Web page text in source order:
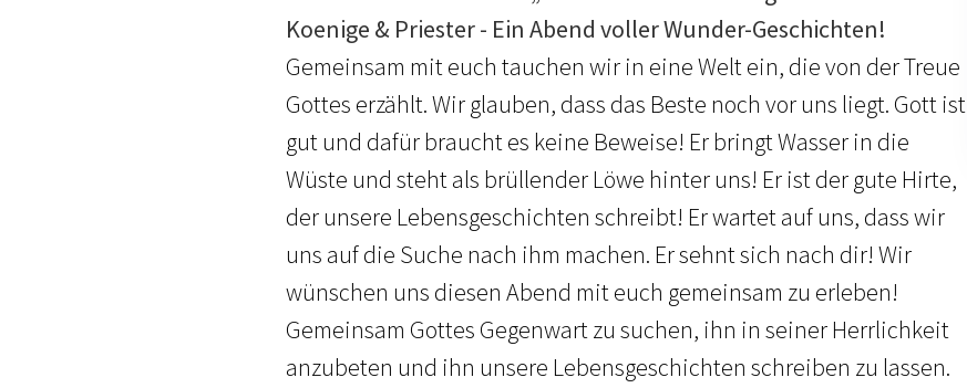
Koenige & Priester - Ein Abend voller Wunder-Geschichten!
Gemeinsam mit euch tauchen wir in eine Welt ein, die von der Treue
Gottes erzählt. Wir glauben, dass das Beste noch vor uns liegt. Gott ist
gut und dafür braucht es keine Beweise! Er bringt Wasser in die
Wüste und steht als brüllender Löwe hinter uns! Er ist der gute Hirte,
der unsere Lebensgeschichten schreibt! Er wartet auf uns, dass wir
uns auf die Suche nach ihm machen. Er sehnt sich nach dir! Wir
wünschen uns diesen Abend mit euch gemeinsam zu erleben!
Gemeinsam Gottes Gegenwart zu suchen, ihn in seiner Herrlichkeit
anzubeten und ihn unsere Lebensgeschichten schreiben zu lassen.